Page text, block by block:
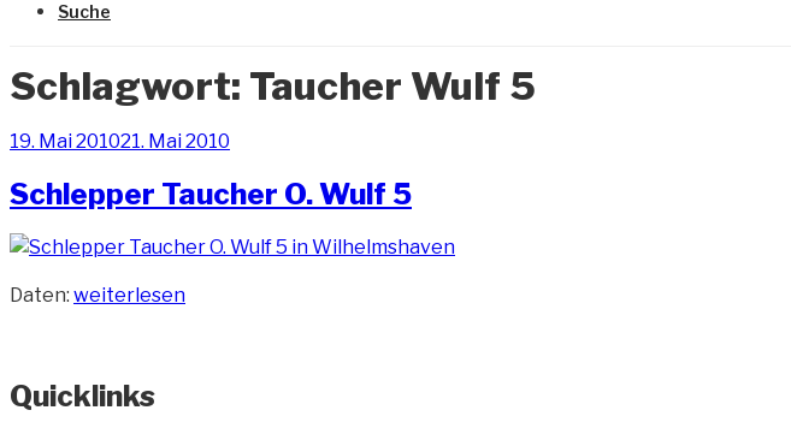
Suche
Schlagwort: Taucher Wulf 5
Veröffentlicht
19. Mai 201021. Mai 2010
Schlepper Taucher O. Wulf 5
Daten: „Schlepper
Wulf
5“
weiterlesen
Quicklinks